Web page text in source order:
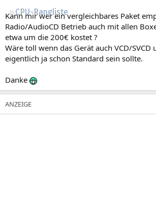
CPU-Rangliste
Kann mir wer ein vergleichbares Paket
Radio/AudioCD Betrieb auch mit allen
etwa um die 200€ kostet ?
Wäre toll wenn das Gerät auch VCD/SVCD
eigentlich ja schon Standard sein sollte.
Danke